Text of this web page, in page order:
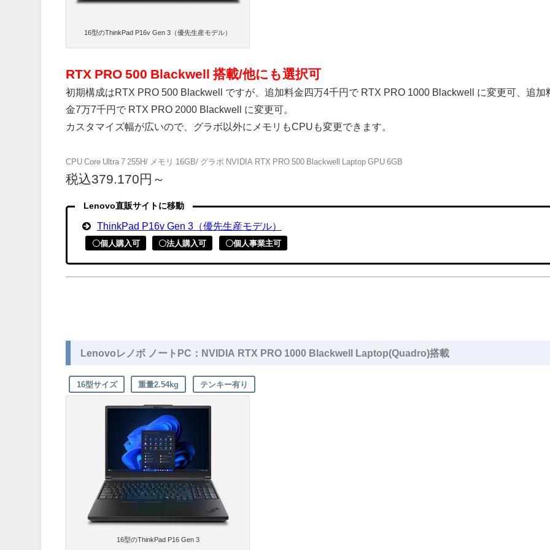
16型のThinkPad P16v Gen 3（優先生産モデル）
RTX PRO 500 Blackwell 搭載/他にも選択可
初期構成はRTX PRO 500 Blackwell ですが、追加料金四万4千円で RTX PRO 1000 Blackwell に変更可、追加
金7万7千円で RTX PRO 2000 Blackwell に変更可。
カスタマイズ幅が広いので、グラボ以外にメモリもCPUも変更できます。
CPU Core Ultra 7 255H/ メモリ 16GB/ グラボ NVIDIA RTX PRO 500 Blackwell Laptop GPU 6GB
税込379.170円～
Lenovo直販サイトに移動
ThinkPad P16v Gen 3（優先生産モデル）
〇個人購入可 〇法人購入可 〇個人事業主可
Lenovoレノボ ノートPC：NVIDIA RTX PRO 1000 Blackwell Laptop(Quadro)搭載
16型サイズ 重量2.54kg テンキー有り
16型のThinkPad P16 Gen 3